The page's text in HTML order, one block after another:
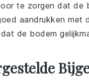
te zorgen dat de
aandrukken met
de bodem